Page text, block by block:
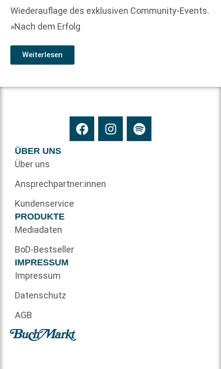
Wiederauflage des exklusiven Community-Events.
»Nach dem Erfolg
Weiterlesen
ÜBER UNS
Über uns
Ansprechpartner:innen
Kundenservice
PRODUKTE
Mediadaten
BoD-Bestseller
IMPRESSUM
Impressum
Datenschutz
AGB